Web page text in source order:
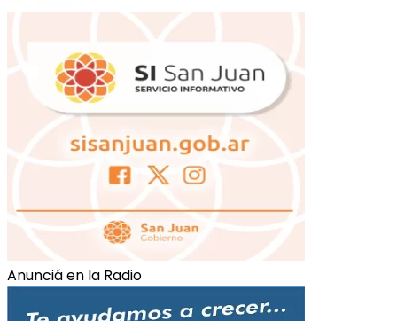
Anunciá en la Radio